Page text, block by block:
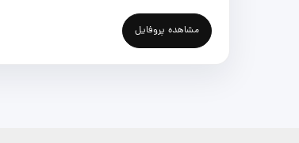
مشاهده پروفایل